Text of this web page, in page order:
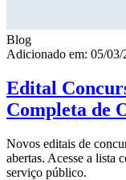
Blog
Adicionado em: 05/03/
Edital
Completa de
Novos editais de
abertas. Acesse a lista
serviço público.